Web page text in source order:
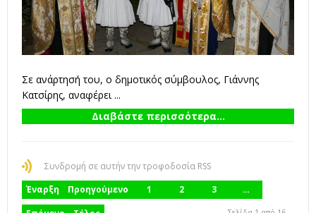
Σε ανάρτησή του, ο δημοτικός σύμβουλος, Γιάννης
Κατσίρης, αναφέρει ...
Διαβάστε περισσότερα...
Συνδρομή σε αυτήν την τροφοδοσία RSS
Έναρξη
Προηγούμενο 1 2 3
…